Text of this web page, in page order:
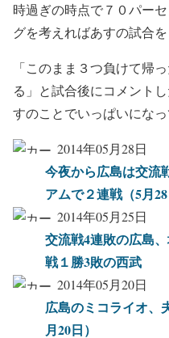
時過ぎの時点で７０パー
グを考えればあすの試合
「このまま３つ負けて帰
る」と試合後にコメント
すのことでいっぱいになっ
2014年05月28日
今夜から広島は交流
アムで２連戦（5月28
2014年05月25日
交流戦4連敗の広島
戦１勝3敗の西武
2014年05月20日
広島のミコライオ、
月20日）